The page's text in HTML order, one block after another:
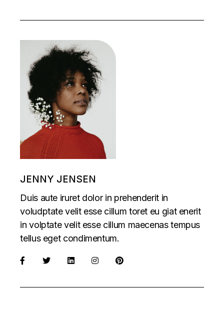
JENNY JENSEN
Duis aute iruret dolor in prehenderit in
voludptate velit esse cillum toret eu giat enerit
in volptate velit esse cillum maecenas tempus
tellus eget condimentum.